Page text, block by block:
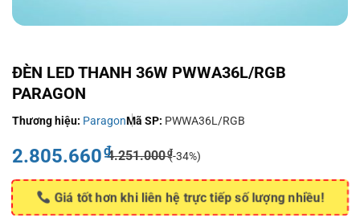
ĐÈN LED THANH 36W PWWA36L/RGB
PARAGON
Thương hiệu: ParagonMã SP: PWWA36L/RGB
2.805.660₫4.251.000₫(-34%)
Giá tốt hơn khi liên hệ trực tiếp số lượng nhiều!